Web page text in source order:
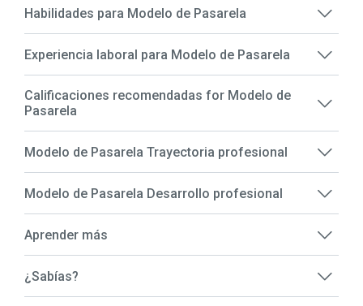
Habilidades para Modelo de Pasarela
Experiencia laboral para Modelo de Pasarela
Calificaciones recomendadas for Modelo de
Pasarela
Modelo de Pasarela Trayectoria profesional
Modelo de Pasarela Desarrollo profesional
Aprender más
¿Sabías?